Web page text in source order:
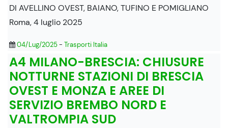
DI AVELLINO OVEST, BAIANO, TUFINO E POMIGLIANO
Roma, 4 luglio 2025
04/Lug/2025- Trasporti Italia
A4 MILANO-BRESCIA: CHIUSURE
NOTTURNE STAZIONI DI BRESCIA
OVEST E MONZA E AREE DI
SERVIZIO BREMBO NORD E
VALTROMPIA SUD